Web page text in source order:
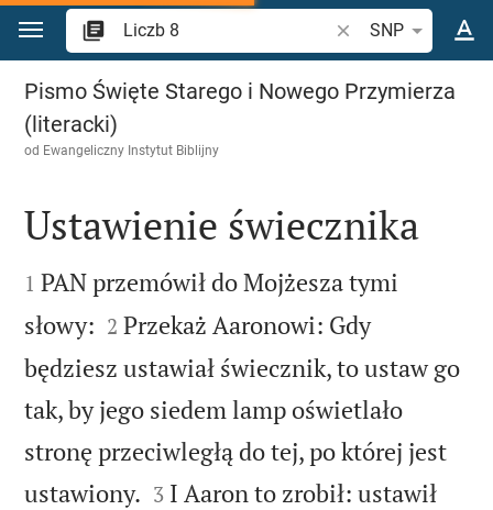
Przejdź do treści
Szukaj wersetu lub
SNP
Liczb 8
Pismo Święte Starego i Nowego Przymierza
(literacki)
od Ewangeliczny Instytut Biblijny

Ustawienie świecznika

1 PAN przemówił do Mojżesza tymi
słowy: 

2 Przekaż Aaronowi: Gdy
będziesz ustawiał świecznik, to ustaw go
tak, by jego siedem lamp oświetlało
stronę przeciwległą do tej, po której jest
ustawiony. 

3 I Aaron to zrobił: ustawił